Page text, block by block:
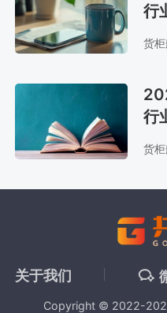
行
景
货
行
景
货
关于我们
Copyright © 2022-